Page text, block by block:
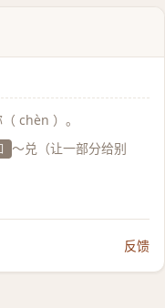
chèn ）。
～兑（让一部分给别
反馈